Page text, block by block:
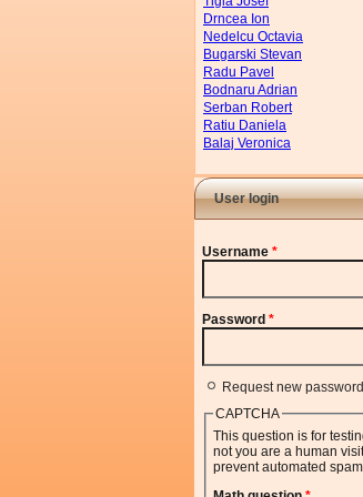
Drncea Ion
Nedelcu Octavia
Bugarski Stevan
Radu Pavel
Bodnaru Adrian
Serban Robert
Ratiu Daniela
Balaj Veronica
User login
Username *
Password *
Request new password
CAPTCHA
This question is for
not you are a human
prevent automated